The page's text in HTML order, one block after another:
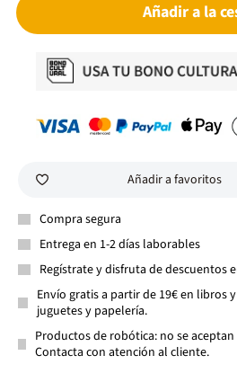
Añadir a la
Añadir a favoritos
Compra segura
Entrega en 1-2 días laborables
Regístrate y disfruta de descuentos
Envío gratis a partir de 19€ en libros
juguetes y papelería.
Productos de robótica: no se
Contacta con atención al cliente.